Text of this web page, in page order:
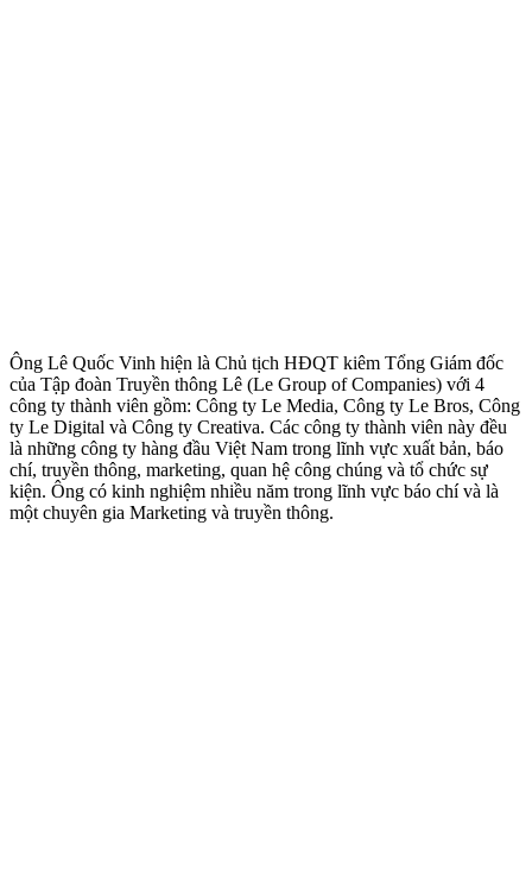
Ông Lê Quốc Vinh hiện là Chủ tịch HĐQT kiêm Tổng Giám đốc
của Tập đoàn Truyền thông Lê (Le Group of Companies) với 4
công ty thành viên gồm: Công ty Le Media, Công ty Le Bros, Công
ty Le Digital và Công ty Creativa. Các công ty thành viên này đều
là những công ty hàng đầu Việt Nam trong lĩnh vực xuất bản, báo
chí, truyền thông, marketing, quan hệ công chúng và tổ chức sự
kiện. Ông có kinh nghiệm nhiều năm trong lĩnh vực báo chí và là
một chuyên gia Marketing và truyền thông.